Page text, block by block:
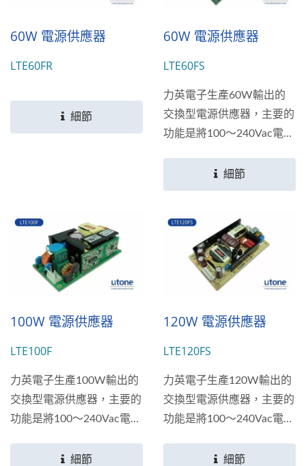
60W 電源供應器
LTE60FR
細節
60W 電源供應器
LTE60FS
力英電子生產60W輸出的
交換型電源供應器，主要的
功能是將100～240Vac電壓
+5V、+9V、+12V、
+15V、+24V、+30V、
輸出；符合多個國家安全規
範標準。
細節
100W 電源供應器
LTE100F
力英電子生產100W輸出的
交換型電源供應器，主要的
功能是將100～240Vac電壓
電輸出；輸出電壓：12V-
細節
120W 電源供應器
LTE120FS
力英電子生產120W輸出的
交換型電源供應器，主要的
功能是將100～240Vac電壓
+15V、+19V、+24V、
細節